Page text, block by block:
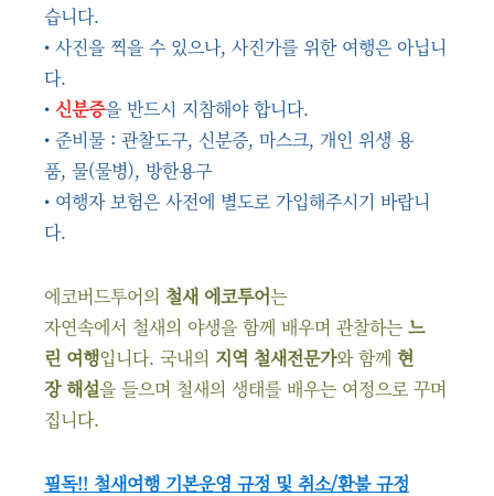
습니다.
• 사진을 찍을 수 있으나, 사진가를 위한 여행은 아닙니
다.
• 신분증을 반드시 지참해야 합니다.
• 준비물 : 관찰도구, 신분증, 마스크, 개인 위생 용
품, 물(물병), 방한용구
• 여행자 보험은 사전에 별도로 가입해주시기 바랍니
다.
에코버드투어의 철새 에코투어는
자연속에서 철새의 야생을 함께 배우며 관찰하는 느
린 여행입니다. 국내의 지역 철새전문가와 함께 현
장 해설을 들으며 철새의 생태를 배우는 여정으로 꾸며
집니다.
필독!! 철새여행 기본운영 규정 및 취소/환불 규정